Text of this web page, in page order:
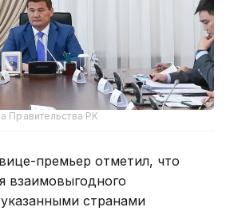
Правительства РК
премьер отметил, что
взаимовыгодного
странами